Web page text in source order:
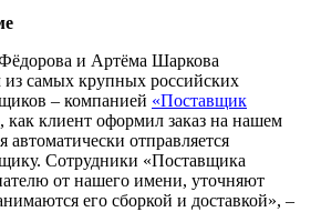
и Артёма Шаркова
из самых крупных российских
– компанией «Поставщик
как клиент оформил заказ на нашем
автоматически отправляется
Сотрудники «Поставщика
от нашего имени, уточняют
его сборкой и доставкой», –